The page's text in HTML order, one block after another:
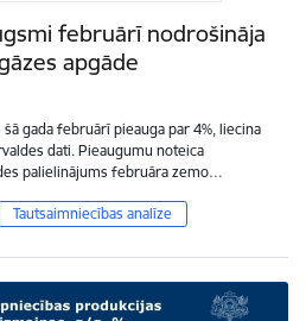
februārī nodrošināja
apgāde
gada februārī pieauga par 4%, liecina
dati. Pieaugumu noteica
palielinājums februāra zemo…
Tautsaimniecības analīze